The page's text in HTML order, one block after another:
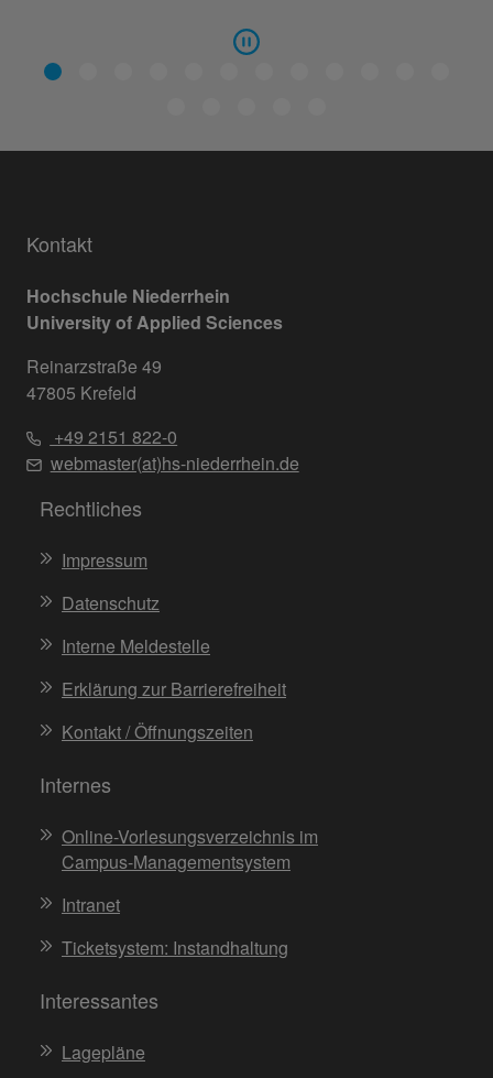
Kontakt
Hochschule Niederrhein
University of Applied Sciences
Reinarzstraße 49
47805 Krefeld
+49 2151 822-0
webmaster(at)hs-niederrhein.de
Rechtliches
Impressum
Datenschutz
Interne Meldestelle
Erklärung zur Barrierefreiheit
Kontakt / Öffnungszeiten
Internes
Online-Vorlesungsverzeichnis im
Campus-Managementsystem
Intranet
Ticketsystem: Instandhaltung
Interessantes
Lagepläne